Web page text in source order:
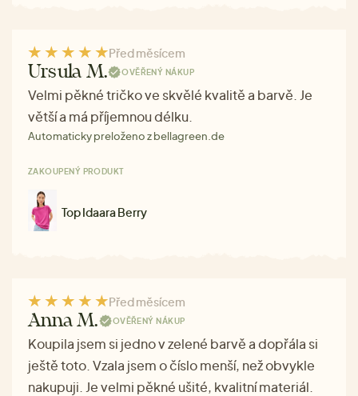
Před měsícem
Ursula M. OVĚŘENÝ NÁKUP
Velmi pěkné tričko ve skvělé kvalitě a barvě. Je
větší a má příjemnou délku.
Automaticky preloženo z bellagreen.de
ZAKOUPENÝ PRODUKT
Top Idaara Berry
Před měsícem
Anna M. OVĚŘENÝ NÁKUP
Koupila jsem si jedno v zelené barvě a dopřála si
ještě toto. Vzala jsem o číslo menší, než obvykle
nakupuji. Je velmi pěkné ušité, kvalitní materiál.